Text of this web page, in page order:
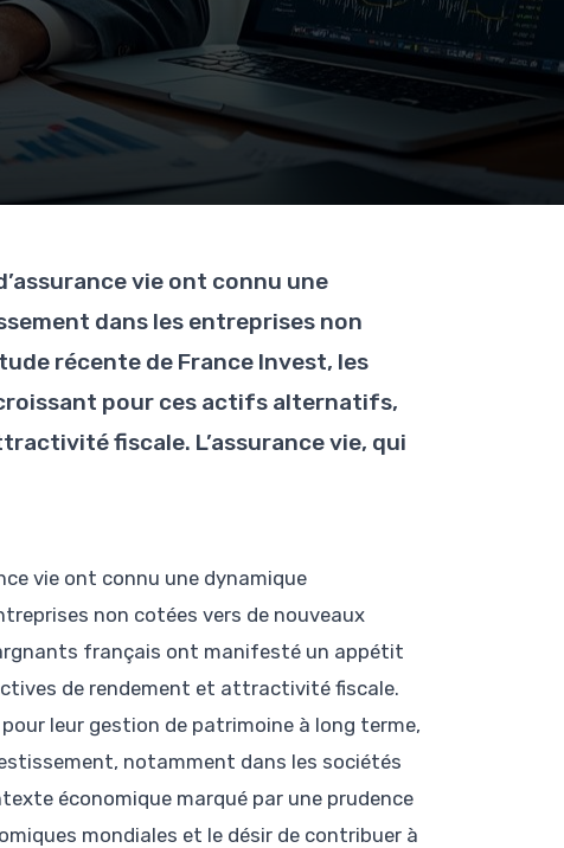
vie ont connu une
dans les entreprises non
récente de France Invest, les
pour ces actifs alternatifs,
fiscale. L’assurance vie, qui
vie ont connu une dynamique
non cotées vers de nouveaux
français ont manifesté un appétit
de rendement et attractivité fiscale.
leur gestion de patrimoine à long terme,
notamment dans les sociétés
économique marqué par une prudence
mondiales et le désir de contribuer à